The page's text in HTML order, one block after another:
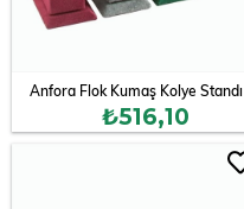
Anfora Flok Kumaş Kolye Standı
₺516,10